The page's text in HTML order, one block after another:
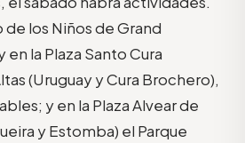
de los Niños de Grand
en la Plaza Santo Cura
(Uruguay y Cura Brochero),
y en la Plaza Alvear de
y Estomba) el Parque